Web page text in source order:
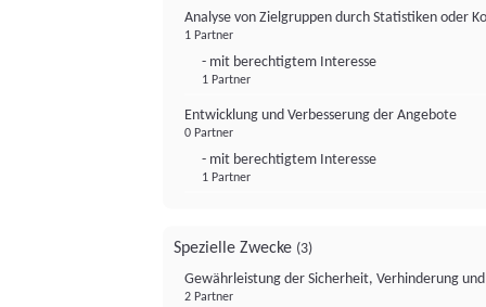
Analyse von Zielgruppen durch Statistiken oder
1 Partner
- mit berechtigtem Interesse
1 Partner
Entwicklung und Verbesserung der Angebote
0 Partner
- mit berechtigtem Interesse
1 Partner
Spezielle Zwecke (3)
Gewährleistung der Sicherheit, Verhinderung
2 Partner